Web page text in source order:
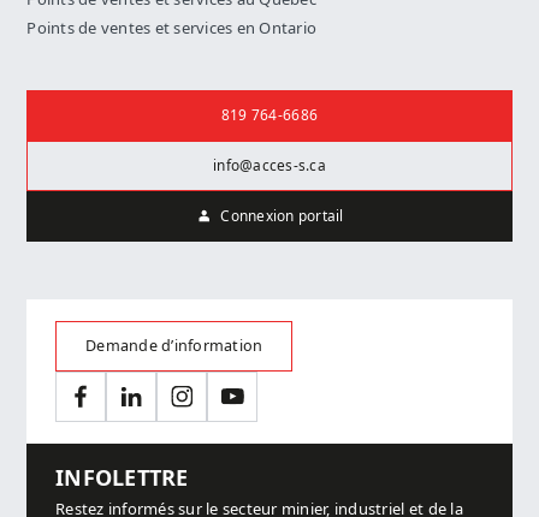
Points de ventes et services en Ontario
819 764-6686
info@acces-s.ca
Connexion portail
Demande d’information
FacebookLinkedInInstagramYouTube
INFOLETTRE
Restez informés sur le secteur minier, industriel et de la